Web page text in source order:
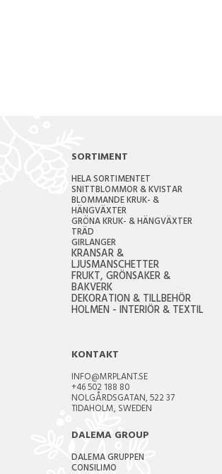
SORTIMENT
HELA SORTIMENTET
SNITTBLOMMOR & KVISTAR
BLOMMANDE KRUK- &
HÄNGVÄXTER
GRÖNA KRUK- & HÄNGVÄXTER
TRÄD
GIRLANGER
KRANSAR &
LJUSMANSCHETTER
FRUKT, GRÖNSAKER &
BAKVERK
DEKORATION & TILLBEHÖR
HOLMEN - INTERIÖR & TEXTIL
KONTAKT
INFO@MRPLANT.SE
+46 502 188 80
NOLGÅRDSGATAN, 522 37
TIDAHOLM, SWEDEN
DALEMA GROUP
DALEMA GRUPPEN
CONSILIMO